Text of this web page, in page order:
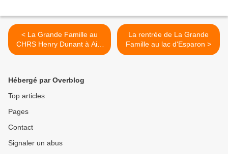
< La Grande Famille au
CHRS Henry Dunant à Aix,
le 13 janvier 2020
La rentrée de La Grande
Famille au lac d'Esparon >
Hébergé par Overblog
Top articles
Pages
Contact
Signaler un abus